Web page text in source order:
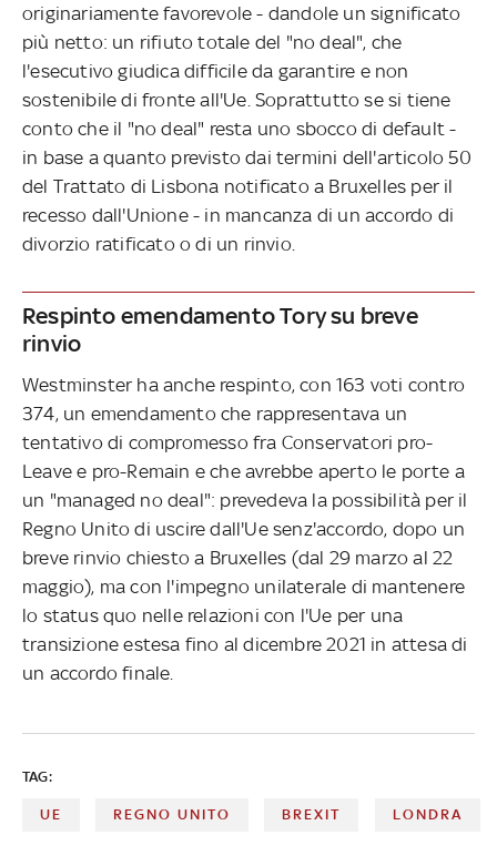
originariamente favorevole - dandole un significato
più netto: un rifiuto totale del "no deal", che
l'esecutivo giudica difficile da garantire e non
sostenibile di fronte all'Ue. Soprattutto se si tiene
conto che il "no deal" resta uno sbocco di default -
in base a quanto previsto dai termini dell'articolo 50
del Trattato di Lisbona notificato a Bruxelles per il
recesso dall'Unione - in mancanza di un accordo di
divorzio ratificato o di un rinvio.
Respinto emendamento Tory su breve
rinvio
Westminster ha anche respinto, con 163 voti contro
374, un emendamento che rappresentava un
tentativo di compromesso fra Conservatori pro-
Leave e pro-Remain e che avrebbe aperto le porte a
un "managed no deal": prevedeva la possibilità per il
Regno Unito di uscire dall'Ue senz'accordo, dopo un
breve rinvio chiesto a Bruxelles (dal 29 marzo al 22
maggio), ma con l'impegno unilaterale di mantenere
lo status quo nelle relazioni con l'Ue per una
transizione estesa fino al dicembre 2021 in attesa di
un accordo finale.
TAG:
UE REGNO UNITO BREXIT LONDRA